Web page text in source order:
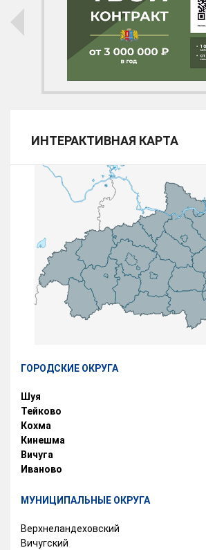
ИНТЕРАКТИВНАЯ КАРТА
ГОРОДСКИЕ ОКРУГА
Шуя
Тейково
Кохма
Кинешма
Вичуга
Иваново
МУНИЦИПАЛЬНЫЕ ОКРУГА
Верхнеландеховский
Вичугский